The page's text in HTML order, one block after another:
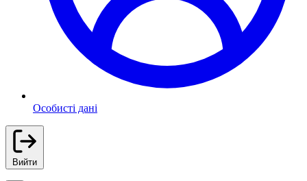
Особисті дані
Вийти